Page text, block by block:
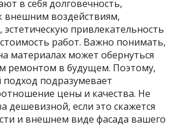
в себя долговечность,
внешним воздействиям,
эстетическую привлекательность
работ. Важно понимать,
материалах может обернуться
ремонтом в будущем. Поэтому,
подразумевает
цены и качества. Не
дешевизной, если это скажется
и внешнем виде фасада вашего